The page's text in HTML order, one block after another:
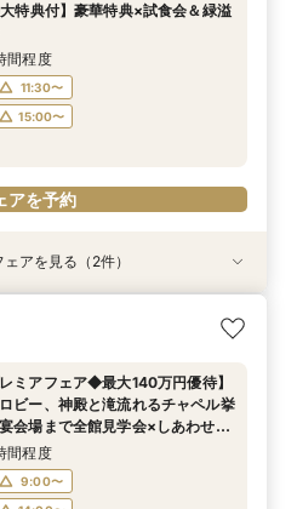
15:00〜
アを予約
15:00〜
アを予約
大特典付】豪華特典×試食会＆緑溢
間程度
11:30〜
15:00〜
アを予約
相談会】専用の貸切別邸OPEN&
11:30〜
15:00〜
当館人気NO,1◆豪華国産「しあ
試食付◆
11:30〜
15:00〜
アを見る（2件）
レミアフェア◆最大140万円優待】
ビー、神殿と滝流れるチャペル挙
会場まで全館見学会×しあわせ絆
おふたりに合わせた見積りシュミ
間程度
9:00〜